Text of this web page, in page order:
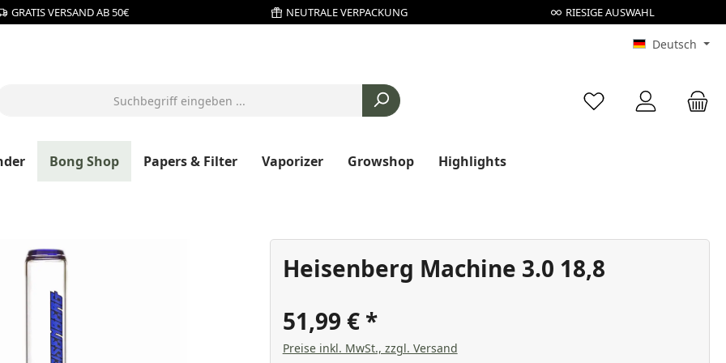
GRATIS VERSAND AB 50€ NEUTRALE VERPACKUNG RIESIGE AUSWAHL
Deutsch
Du hast 0 Produkte
Bong Shop Papers & Filter Vaporizer Growshop Highlights
Heisenberg Machine 3.0 18,8
51,99 €
Preise inkl. MwSt., zzgl. Versand